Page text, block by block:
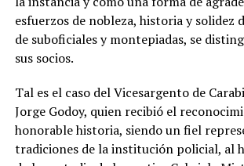
esfuerzos de nobleza, historia y solidez
de suboficiales y montepiadas, se
sus socios.
Tal es el caso del Vicesargento de
Jorge Godoy, quien recibió el
honorable historia, siendo un fiel
tradiciones de la institución policial, al